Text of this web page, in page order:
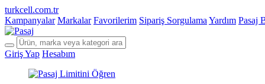
turkcell.com.tr
Kampanyalar Markalar Favorilerim Sipariş Sorgulama Yardım Pasaj
Giriş Yap Hesabım